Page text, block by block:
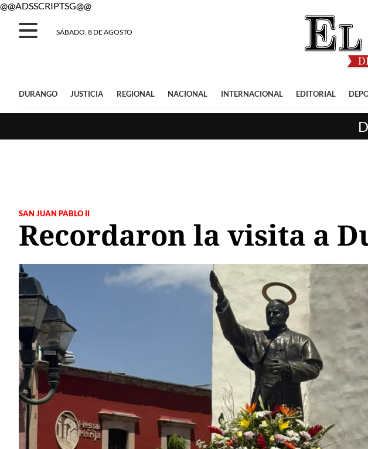
@@ADSSCRIPTSG@@
SÁBADO, 8 DE AGOSTO
DURANGO JUSTICIA REGIONAL NACIONAL INTERNACIONAL EDITORIAL
SAN JUAN PABLO II
Recordaron la visita a